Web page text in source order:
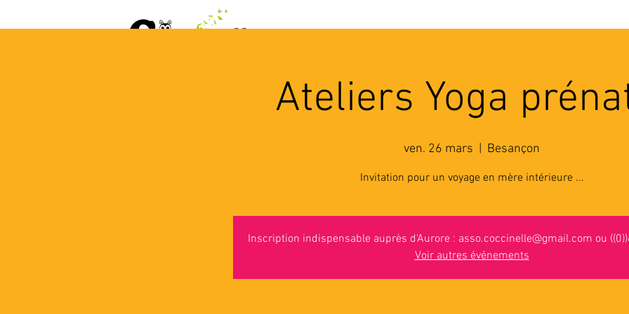
Ateliers Yoga
ven. 26 mars Besançon
Invitation pour un voyage en mère intérieure ...
Inscription indispensable auprès d'Aurore : asso.coccinelle@gmail.com ou
Voir autres événements